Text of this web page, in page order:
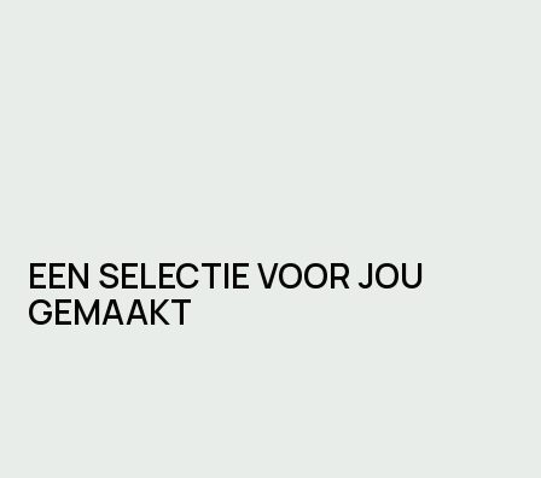
EEN SELECTIE VOOR JOU
GEMAAKT